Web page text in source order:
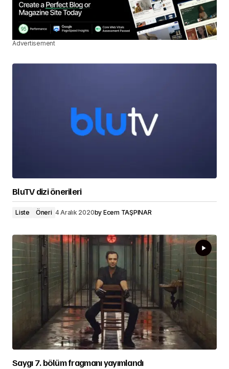
Advertisement
BluTV dizi önerileri
Liste Öneri 4 Aralık 2020by Ecem TAŞPINAR
Saygı 7. bölüm fragmanı yayımlandı